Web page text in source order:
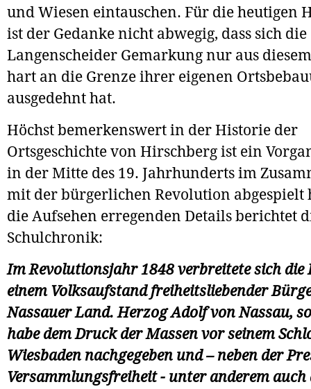
und Wiesen eintauschen. Für die heutigen
ist der Gedanke nicht abwegig, dass sich die
Langenscheider Gemarkung nur aus
hart an die Grenze ihrer eigenen
ausgedehnt hat.
Höchst bemerkenswert in der Historie der
Ortsgeschichte von Hirschberg ist ein
in der Mitte des 19. Jahrhunderts im
mit der bürgerlichen Revolution abgespielt
die Aufsehen erregenden Details berichtet
Schulchronik:
Im Revolutionsjahr 1848 verbreitete sich die
einem Volksaufstand freiheitsliebender
Nassauer Land. Herzog Adolf von Nassau,
habe dem Druck der Massen vor seinem
Wiesbaden nachgegeben und – neben der
Versammlungsfreiheit - unter anderem auch